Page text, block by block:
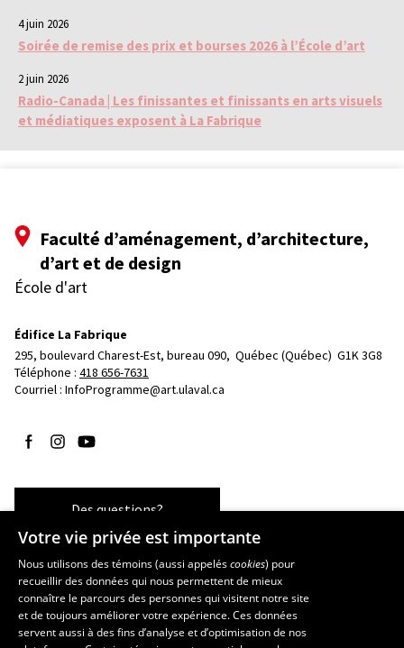
4 juin 2026
Soirée de remise des prix et bourses 2026 à l’École d’art
2 juin 2026
Radio-Canada | Les finissantes et finissants en arts visuels
et médiatiques exposent à La Fabrique
Faculté d’aménagement, d’architecture,
d’art et de design
École d'art
Édifice La Fabrique
295, boulevard Charest-Est, bureau 090, Québec (Québec)  G1K 3G8
Téléphone : 418 656-7631
Courriel : InfoProgramme@art.ulaval.ca
Suivez-nous sur Facebook
Suivez-nous sur Instagram
Suivez-nous sur YouTube
Des questions?
Les écoles et la recherche
École supérieure d’aménagement du territoire et de développement
régional
Votre vie privée est importante
Nous utilisons des témoins (aussi appeléscookies) pour
recueillir des données qui nous permettent de mieux
connaître le parcours des personnes qui visitent notre site
et de toujours améliorer votre expérience. Ces données
servent aussi à des fins d’analyse et d’optimisation de nos